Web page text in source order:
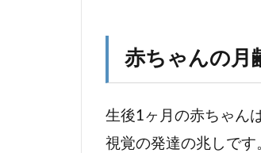
知
っ
お
く
赤ちゃんの月
生後1ヶ月の赤ちゃん
視覚の発達の兆しで